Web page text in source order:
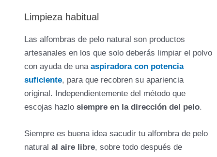
Limpieza habitual
Las alfombras de pelo natural son productos
artesanales en los que solo deberás limpiar el polvo
con ayuda de una aspiradora con potencia
suficiente, para que recobren su apariencia
original. Independientemente del método que
escojas hazlo siempre en la dirección del pelo.
Siempre es buena idea sacudir tu alfombra de pelo
natural al aire libre, sobre todo después de